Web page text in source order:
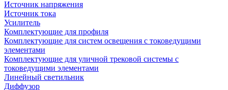
Источник напряжения
Источник тока
Усилитель
Комплектующие для профиля
Комплектующие для систем освещения с токоведущими
элементами
Комплектующие для уличной трековой системы с
токоведущими элементами
Линейный светильник
Диффузор